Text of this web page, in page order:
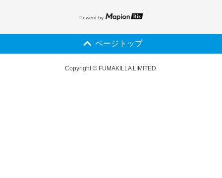
Powerd by
ページトップ
Copyright © FUMAKILLA LIMITED.